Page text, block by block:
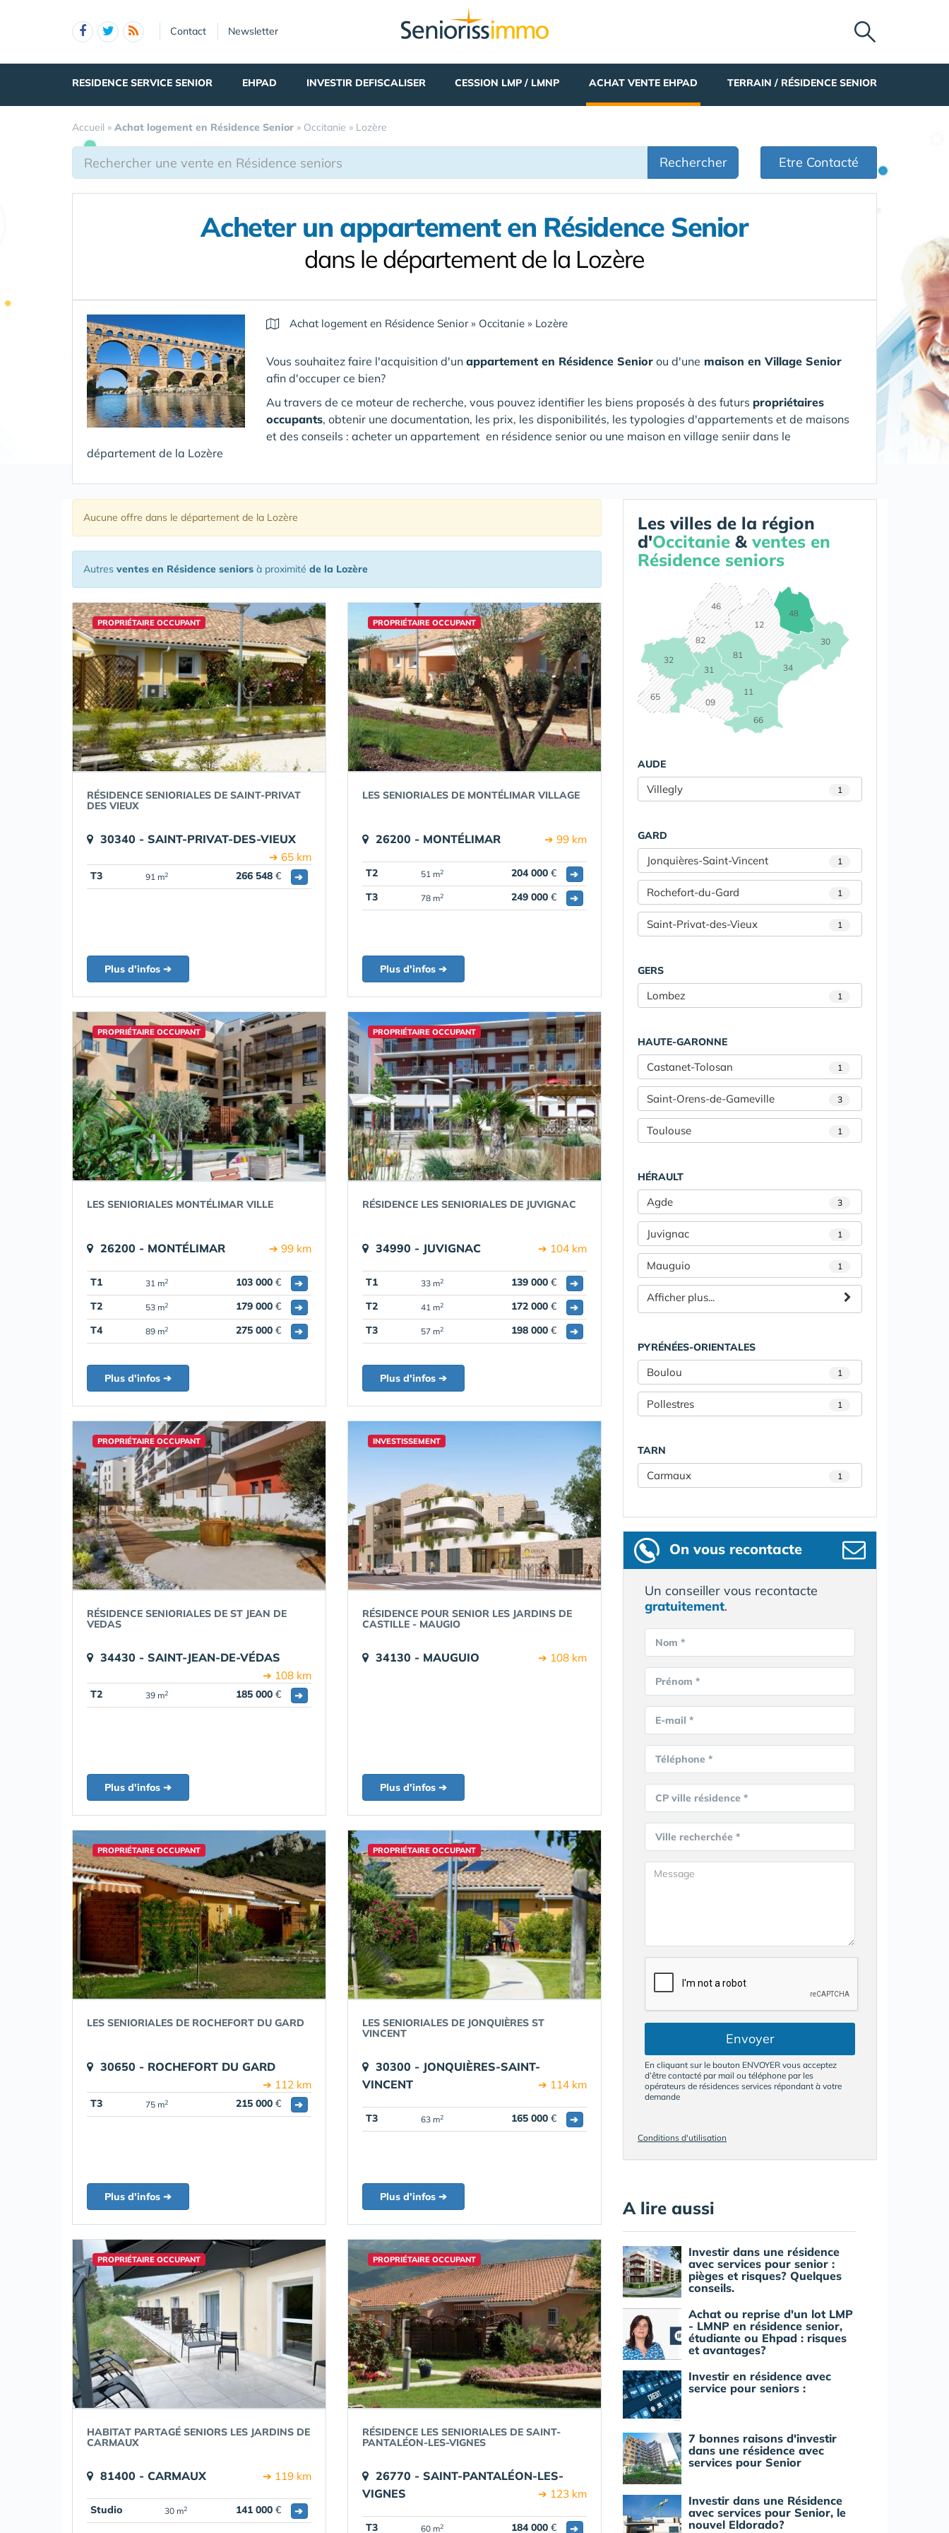
Contact Newsletter
RESIDENCE SERVICE SENIOR EHPAD INVESTIR DEFISCALISER CESSION LMP / LMNP ACHAT VENTE EHPAD TERRAIN / RÉSIDENCE SENIOR
Accueil » Achat logement en Résidence Senior » Occitanie » Lozère
Rechercher Etre Contacté
Acheter un appartement en Résidence Senior
dans le département de la Lozère
Achat logement en Résidence Senior» Occitanie » Lozère
Vous souhaitez faire l'acquisition d'un appartement en Résidence Senior ou d'une maison en Village Senior
afin d'occuper ce bien?
Au travers de ce moteur de recherche, vous pouvez identifier les biens proposés à des futurs propriétaires
occupants, obtenir une documentation, les prix, les disponibilités, les typologies d'appartements et de maisons
et des conseils : acheter un appartement en résidence senior ou une maison en village seniir dans le
département de la Lozère
Aucune offre dans le département de la Lozère
Autres ventes en Résidence seniors à proximité de la Lozère
PROPRIÉTAIRE OCCUPANT
RÉSIDENCE SENIORIALES DE SAINT-PRIVAT
DES VIEUX
30340 - SAINT-PRIVAT-DES-VIEUX
➔ 65 km
T3 91 m2 266 548 € ➔
Plus d'infos ➔
PROPRIÉTAIRE OCCUPANT
LES SENIORIALES DE MONTÉLIMAR VILLAGE
26200 - MONTÉLIMAR ➔ 99 km
T2 51 m2 204 000 €
➔
T3
78 m2 249 000 € ➔
Plus d'infos ➔
PROPRIÉTAIRE OCCUPANT
LES SENIORIALES MONTÉLIMAR VILLE
26200 - MONTÉLIMAR ➔ 99 km
T1 31 m2 103 000 €
➔
T2
53 m2 179 000 €
➔
T4
89 m2 275 000 € ➔
Plus d'infos ➔
PROPRIÉTAIRE OCCUPANT
RÉSIDENCE LES SENIORIALES DE JUVIGNAC
34990 - JUVIGNAC ➔ 104 km
T1 33 m2 139 000 €
➔
T2
41 m2 172 000 €
➔
T3
57 m2 198 000 € ➔
Plus d'infos ➔
PROPRIÉTAIRE OCCUPANT
RÉSIDENCE SENIORIALES DE ST JEAN DE
VEDAS
34430 - SAINT-JEAN-DE-VÉDAS
➔ 108 km
T2 39 m2 185 000 € ➔
Plus d'infos ➔
INVESTISSEMENT
RÉSIDENCE POUR SENIOR LES JARDINS DE
CASTILLE - MAUGIO
34130 - MAUGUIO ➔ 108 km
Plus d'infos ➔
PROPRIÉTAIRE OCCUPANT
LES SENIORIALES DE ROCHEFORT DU GARD
30650 - ROCHEFORT DU GARD
➔ 112 km
T3 75 m2 215 000 € ➔
Plus d'infos ➔
PROPRIÉTAIRE OCCUPANT
LES SENIORIALES DE JONQUIÈRES ST
VINCENT
30300 - JONQUIÈRES-SAINT-
VINCENT
➔ 114 km
T3 63 m2 165 000 € ➔
Plus d'infos ➔
PROPRIÉTAIRE OCCUPANT
HABITAT PARTAGÉ SENIORS LES JARDINS DE
CARMAUX
81400 - CARMAUX ➔ 119 km
Studio 30 m2 141 000 € ➔
PROPRIÉTAIRE OCCUPANT
RÉSIDENCE LES SENIORIALES DE SAINT-
PANTALÉON-LES-VIGNES
26770 - SAINT-PANTALÉON-LES-
VIGNES
➔ 123 km
T3 60 m2 184 000 € ➔
Les villes de la région
d'Occitanie & ventes en
Résidence seniors
09
11
12
30
31
32
34
46
48
65
66
81
82
AUDE
Villegly 1
GARD
Jonquières-Saint-Vincent 1
Rochefort-du-Gard 1
Saint-Privat-des-Vieux 1
GERS
Lombez 1
HAUTE-GARONNE
Castanet-Tolosan 1
Saint-Orens-de-Gameville 3
Toulouse 1
HÉRAULT
Agde 3
Juvignac 1
Mauguio 1
Afficher plus...
PYRÉNÉES-ORIENTALES
Boulou 1
Pollestres 1
TARN
Carmaux 1
On vous recontacte
Un conseiller vous recontacte
gratuitement.
Nom *
Prénom *
E-mail *
Téléphone *
CP ville résidence *
Ville recherchée *
Envoyer
En cliquant sur le bouton ENVOYER vous acceptez
d’être contacté par mail ou téléphone par les
opérateurs de résidences services répondant à votre
demande
Conditions d'utilisation
A lire aussi
Investir dans une résidence
avec services pour senior :
pièges et risques? Quelques
conseils.
Achat ou reprise d'un lot LMP
- LMNP en résidence senior,
étudiante ou Ehpad : risques
et avantages?
Investir en résidence avec
service pour seniors :
7 bonnes raisons d'investir
dans une résidence avec
services pour Senior
Investir dans une Résidence
avec services pour Senior, le
nouvel Eldorado?